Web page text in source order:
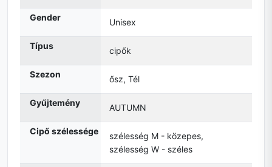
Gender Unisex
Típus cipők
Szezon ősz, Tél
Gyűjtemény AUTUMN
Cipő szélessége
szélesség M - közepes,
szélesség W - széles